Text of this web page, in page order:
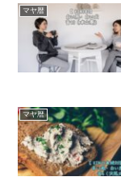
マヤ暦
マヤ暦